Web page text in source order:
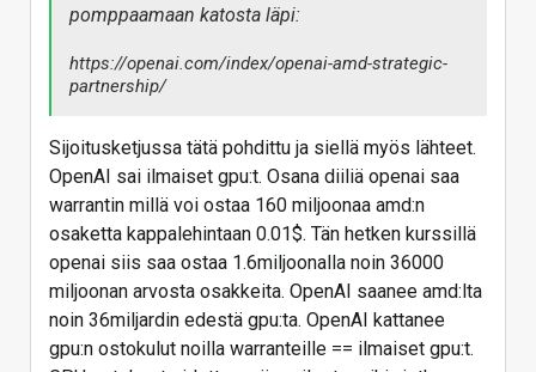
pomppaamaan katosta läpi:
https://openai.com/index/openai-amd-strategic-
partnership/
Sijoitusketjussa tätä pohdittu ja siellä myös lähteet.
OpenAI sai ilmaiset gpu:t. Osana diiliä openai saa
warrantin millä voi ostaa 160 miljoonaa amd:n
osaketta kappalehintaan 0.01$. Tän hetken kurssillä
openai siis saa ostaa 1.6miljoonalla noin 36000
miljoonan arvosta osakkeita. OpenAI saanee amd:lta
noin 36miljardin edestä gpu:ta. OpenAI kattanee
gpu:n ostokulut noilla warranteille == ilmaiset gpu:t.